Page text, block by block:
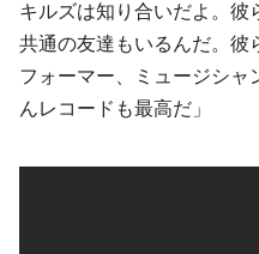
キルズは知り合いだよ。彼
共通の友達もいるんだ。彼
フォーマー、ミュージシャ
んレコードも最高だ」